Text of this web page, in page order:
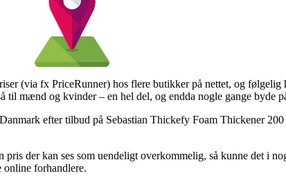
(via fx PriceRunner) hos flere butikker på nettet, og
til mænd og kvinder – en hel del, og endda nogle gange byde
efter tilbud på Sebastian Thickefy Foam Thickener
der kan ses som uendeligt overkommelig, så kunne det i
online forhandlere.